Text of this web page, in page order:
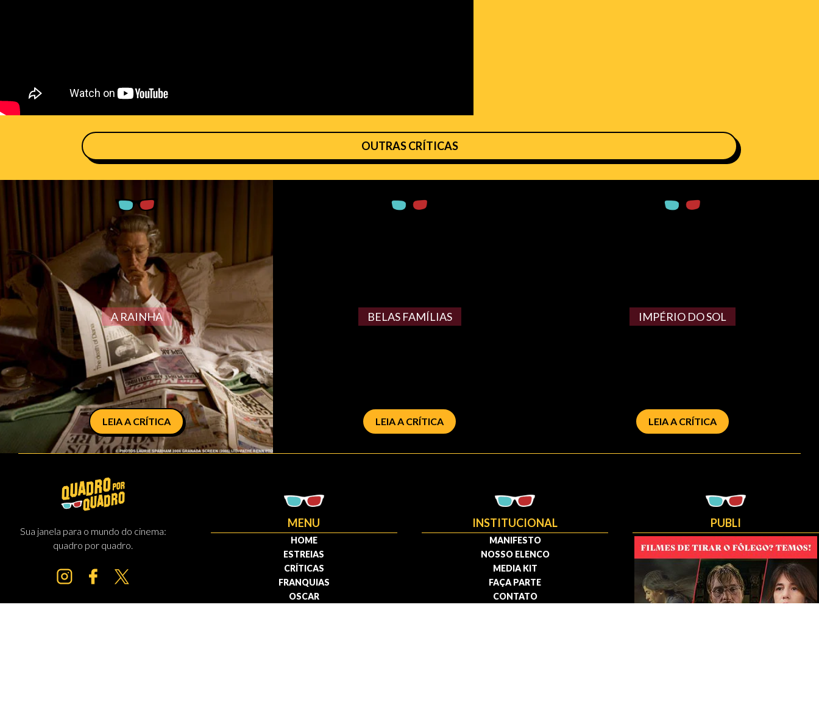
OUTRAS CRÍTICAS
A RAINHA
LEIA A CRÍTICA
BELAS FAMÍLIAS
LEIA A CRÍTICA
IMPÉRIO DO SOL
LEIA A CRÍTICA
Sua janela para o mundo do cinema:
quadro por quadro.
MENU
HOME
ESTREIAS
CRÍTICAS
FRANQUIAS
OSCAR
INSTITUCIONAL
MANIFESTO
NOSSO ELENCO
MEDIA KIT
FAÇA PARTE
CONTATO
PUBLI